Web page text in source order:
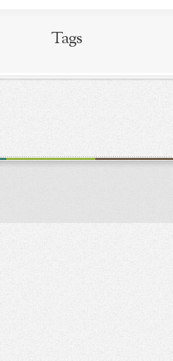
Tags